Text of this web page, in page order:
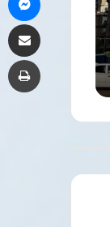
رجل
دولة
العصورالزعيم
دولة عبر